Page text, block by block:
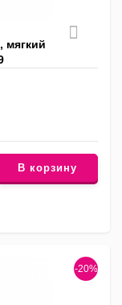
мягкий
В корзину
-20%